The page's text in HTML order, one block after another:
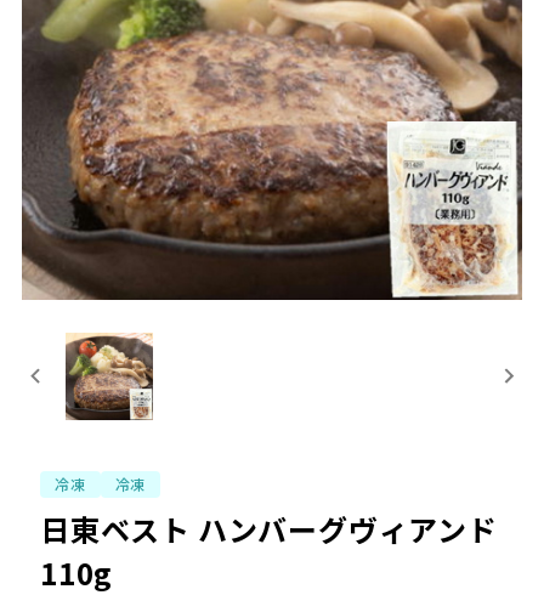
日東ベスト ハンバーグヴィアンド
110g
冷凍 冷凍